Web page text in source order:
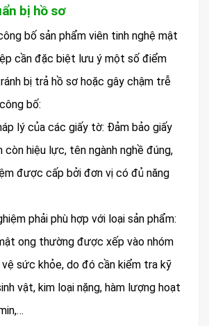
bị hồ sơ
bố sản phẩm viên tinh nghệ mật
cần đặc biệt lưu ý một số điểm
bị trả hồ sơ hoặc gây chậm trễ
bố:
lý của các giấy tờ: Đảm bảo giấy
còn hiệu lực, tên ngành nghề đúng,
được cấp bởi đơn vị có đủ năng
phải phù hợp với loại sản phẩm:
ong thường được xếp vào nhóm
sức khỏe, do đó cần kiểm tra kỹ
vật, kim loại nặng, hàm lượng hoạt